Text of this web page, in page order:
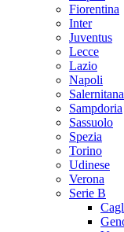
Fiorentina
Inter
Juventus
Lecce
Lazio
Napoli
Salernitana
Sampdoria
Sassuolo
Spezia
Torino
Udinese
Verona
Serie B